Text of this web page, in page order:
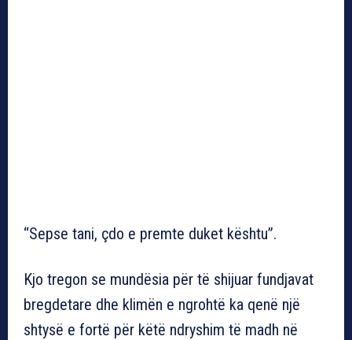
“Sepse tani, çdo e premte duket kështu”.
Kjo tregon se mundësia për të shijuar fundjavat
bregdetare dhe klimën e ngrohtë ka qenë një
shtysë e fortë për këtë ndryshim të madh në